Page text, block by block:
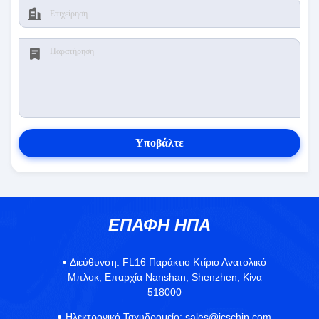
Υποβάλτε
ΕΠΑΦΉ ΗΠΑ
Διεύθυνση: FL16 Παράκτιο Κτίριο Ανατολικό
Μπλοκ, Επαρχία Nanshan, Shenzhen, Κίνα
518000